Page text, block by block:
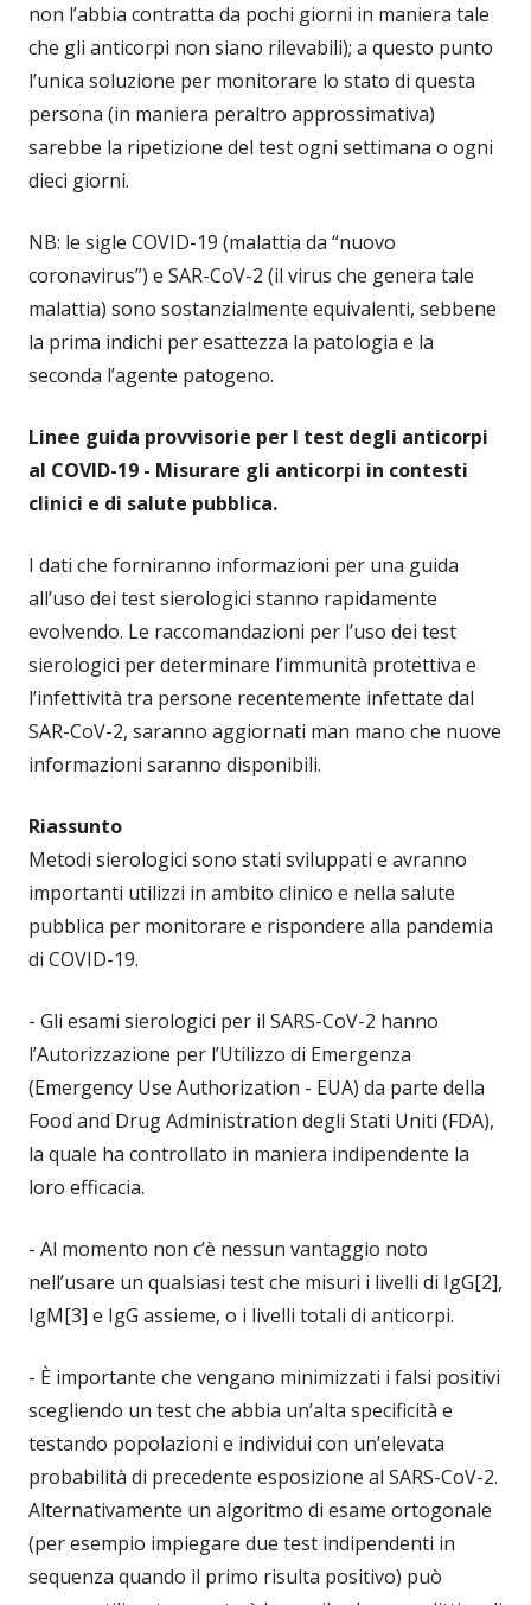
non l’abbia contratta da pochi giorni in maniera tale
che gli anticorpi non siano rilevabili); a questo punto
l’unica soluzione per monitorare lo stato di questa
persona (in maniera peraltro approssimativa)
sarebbe la ripetizione del test ogni settimana o ogni
dieci giorni.
NB: le sigle COVID-19 (malattia da “nuovo
coronavirus”) e SAR-CoV-2 (il virus che genera tale
malattia) sono sostanzialmente equivalenti, sebbene
la prima indichi per esattezza la patologia e la
seconda l’agente patogeno.
Linee guida provvisorie per I test degli anticorpi
al COVID-19 - Misurare gli anticorpi in contesti
clinici e di salute pubblica.
I dati che forniranno informazioni per una guida
all’uso dei test sierologici stanno rapidamente
evolvendo. Le raccomandazioni per l’uso dei test
sierologici per determinare l’immunità protettiva e
l’infettività tra persone recentemente infettate dal
SAR-CoV-2, saranno aggiornati man mano che nuove
informazioni saranno disponibili.
Riassunto
Metodi sierologici sono stati sviluppati e avranno
importanti utilizzi in ambito clinico e nella salute
pubblica per monitorare e rispondere alla pandemia
di COVID-19.
- Gli esami sierologici per il SARS-CoV-2 hanno
l’Autorizzazione per l’Utilizzo di Emergenza
(Emergency Use Authorization - EUA) da parte della
Food and Drug Administration degli Stati Uniti (FDA),
la quale ha controllato in maniera indipendente la
loro efficacia.
- Al momento non c’è nessun vantaggio noto
nell’usare un qualsiasi test che misuri i livelli di IgG[2],
IgM[3] e IgG assieme, o i livelli totali di anticorpi.
- È importante che vengano minimizzati i falsi positivi
scegliendo un test che abbia un’alta specificità e
testando popolazioni e individui con un’elevata
probabilità di precedente esposizione al SARS-CoV-2.
Alternativamente un algoritmo di esame ortogonale
(per esempio impiegare due test indipendenti in
sequenza quando il primo risulta positivo) può